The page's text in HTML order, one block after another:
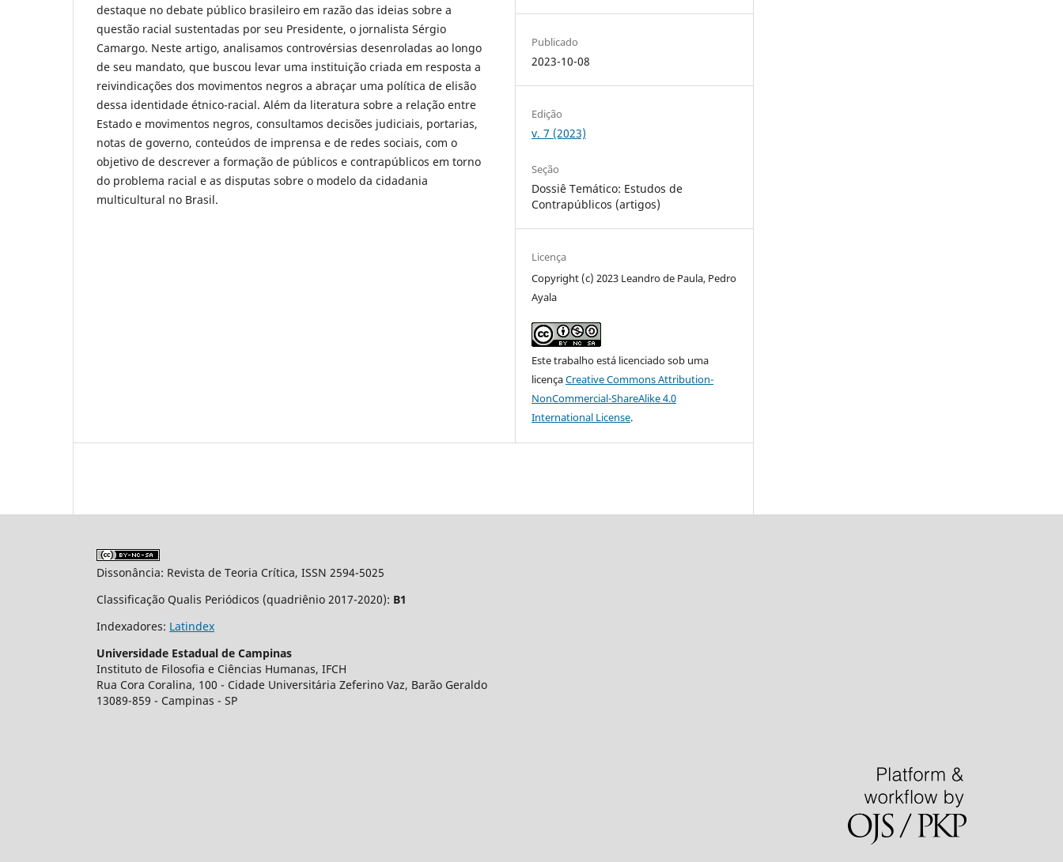
destaque no debate público brasileiro em razão das ideias sobre a
questão racial sustentadas por seu Presidente, o jornalista Sérgio
Camargo. Neste artigo, analisamos controvérsias desenroladas ao longo
de seu mandato, que buscou levar uma instituição criada em resposta a
reivindicações dos movimentos negros a abraçar uma política de elisão
dessa identidade étnico-racial. Além da literatura sobre a relação entre
Estado e movimentos negros, consultamos decisões judiciais, portarias,
notas de governo, conteúdos de imprensa e de redes sociais, com o
objetivo de descrever a formação de públicos e contrapúblicos em torno
do problema racial e as disputas sobre o modelo da cidadania
multicultural no Brasil.
Publicado
2023-10-08
Edição
v. 7 (2023)
Seção
Dossiê Temático: Estudos de
Contrapúblicos (artigos)
Licença
Copyright (c) 2023 Leandro de Paula, Pedro
Ayala
Este trabalho está licenciado sob uma
licençaCreative Commons Attribution-
NonCommercial-ShareAlike 4.0
International License.
Dissonância: Revista de Teoria Crítica, ISSN 2594-5025
Classificação Qualis Periódicos (quadriênio 2017-2020): B1
Indexadores: Latindex
Universidade Estadual de Campinas
Instituto de Filosofia e Ciências Humanas, IFCH
Rua Cora Coralina, 100 - Cidade Universit´aria Zeferino Vaz, Barão Geraldo
13089-859 - Campinas - SP